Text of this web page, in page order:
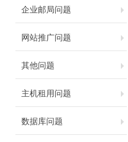
企业邮局问题
网站推广问题
其他问题
主机租用问题
数据库问题